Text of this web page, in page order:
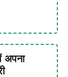
अपना